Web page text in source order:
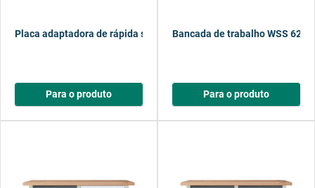
Placa adaptadora de rápida substituição WSS
Para o produto
Bancada de trabalho WSS 620,
Para o produto